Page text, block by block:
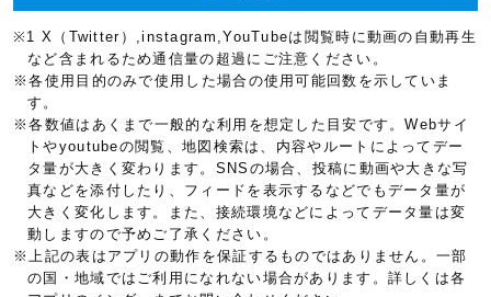
※1 X（Twitter）,instagram,YouTubeは閲覧時に動画の自動再生
など含まれるため通信量の超過にご注意ください。
※各使用目的のみで使用した場合の使用可能回数を示していま
す。
※各数値はあくまで一般的な利用を想定した目安です。Webサイ
トやyoutubeの閲覧、地図検索は、内容やルートによってデー
タ量が大きく変わります。SNSの場合、投稿に動画や大きな写
真などを添付したり、フィードを表示するなどでもデータ量が
大きく変化します。また、接続環境などによってデータ量は変
動しますので予めご了承ください。
※上記の表はアプリの動作を保証するものではありません。一部
の国・地域ではご利用になれない場合があります。詳しくは各